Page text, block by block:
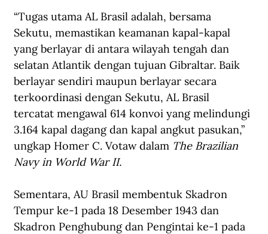
“Tugas utama AL Brasil adalah, bersama
Sekutu, memastikan keamanan kapal-kapal
yang berlayar di antara wilayah tengah dan
selatan Atlantik dengan tujuan Gibraltar. Baik
berlayar sendiri maupun berlayar secara
terkoordinasi dengan Sekutu, AL Brasil
tercatat mengawal 614 konvoi yang melindungi
3.164 kapal dagang dan kapal angkut pasukan,”
ungkap Homer C. Votaw dalam The Brazilian
Navy in World War II.
Sementara, AU Brasil membentuk Skadron
Tempur ke-1 pada 18 Desember 1943 dan
Skadron Penghubung dan Pengintai ke-1 pada